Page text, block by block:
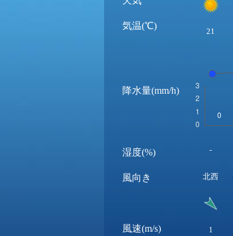
気温(℃)
降水量(mm/h)
湿度(%)
風向き
風速(m/s)
21
-
北西
1